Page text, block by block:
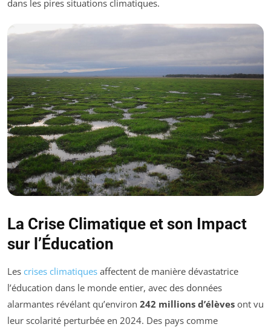
dans les pires situations climatiques.
La Crise Climatique et son Impact
sur l’Éducation
Les crises climatiques affectent de manière dévastatrice
l’éducation dans le monde entier, avec des données
alarmantes révélant qu’environ 242 millions d’élèves ont vu
leur scolarité perturbée en 2024. Des pays comme